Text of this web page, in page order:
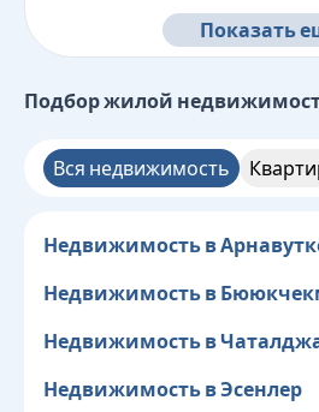
Показать
Подбор жилой
Вся недвижимость
Недвижимость в
Недвижимость в
Недвижимость в
Недвижимость в Эсенлер